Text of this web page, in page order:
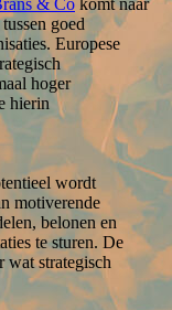
& Co komt naar
goed
Europese
hoger
hierin
wordt
motiverende
belonen en
te sturen. De
wat strategisch